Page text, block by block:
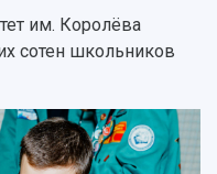
научных
им. Королёва
сотен школьников